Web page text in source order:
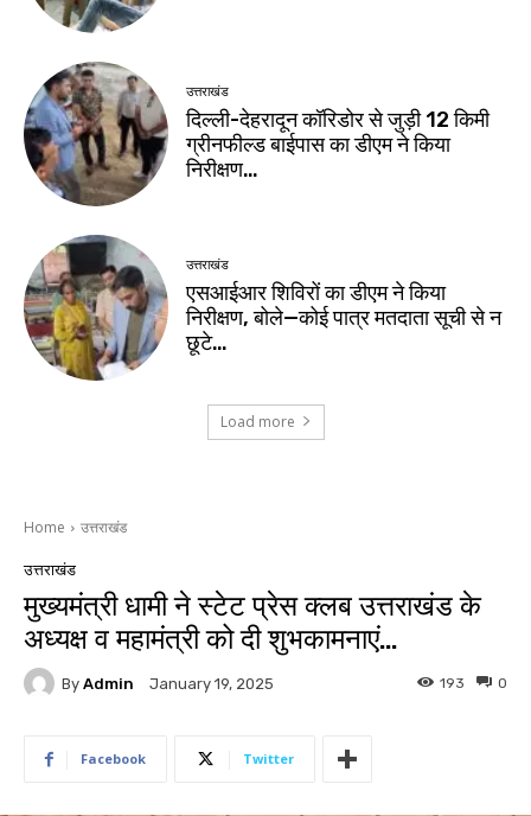
उत्तराखंड
दिल्ली-देहरादून कॉरिडोर से जुड़ी 12 किमी
ग्रीनफील्ड बाईपास का डीएम ने किया
निरीक्षण…
उत्तराखंड
एसआईआर शिविरों का डीएम ने किया
निरीक्षण, बोले—कोई पात्र मतदाता सूची से न
छूटे…
Load more